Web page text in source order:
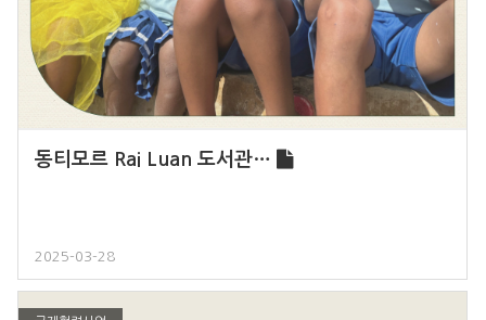
동티모르 Rai Luan 도서관…
2025-03-28